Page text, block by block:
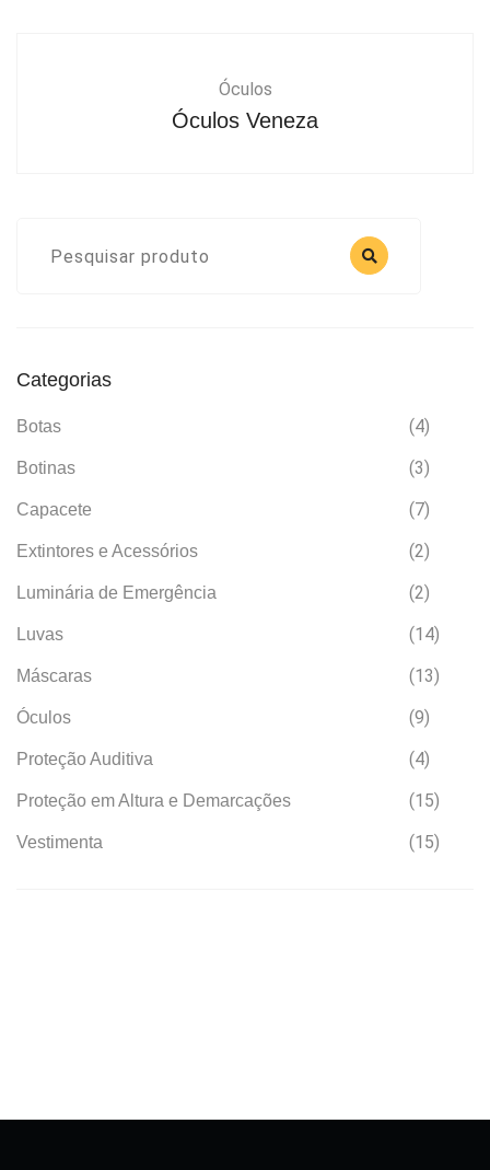
Óculos
Óculos Veneza
Categorias
Botas (4)
Botinas (3)
Capacete (7)
Extintores e Acessórios (2)
Luminária de Emergência (2)
Luvas (14)
Máscaras (13)
Óculos (9)
Proteção Auditiva (4)
Proteção em Altura e Demarcações (15)
Vestimenta (15)